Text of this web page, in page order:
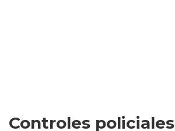
Controles policiales